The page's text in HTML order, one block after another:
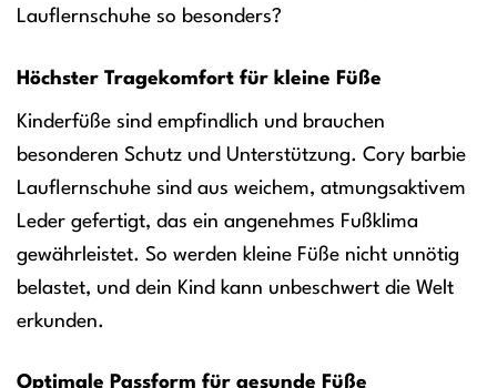
Lauflernschuhe so besonders?
Höchster Tragekomfort für kleine Füße
Kinderfüße sind empfindlich und brauchen
besonderen Schutz und Unterstützung. Cory barbie
Lauflernschuhe sind aus weichem, atmungsaktivem
Leder gefertigt, das ein angenehmes Fußklima
gewährleistet. So werden kleine Füße nicht unnötig
belastet, und dein Kind kann unbeschwert die Welt
erkunden.
Optimale Passform für gesunde Füße